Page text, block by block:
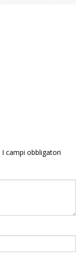
I campi obbligatori